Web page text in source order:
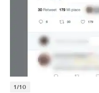
1/10